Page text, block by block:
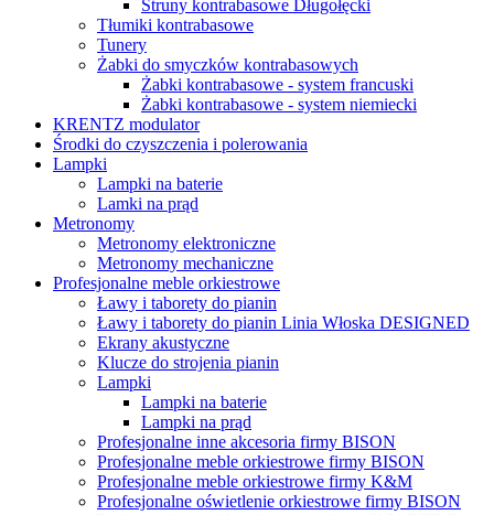
Struny kontrabasowe Długołęcki
Tłumiki kontrabasowe
Tunery
Żabki do smyczków kontrabasowych
Żabki kontrabasowe - system francuski
Żabki kontrabasowe - system niemiecki
KRENTZ modulator
Środki do czyszczenia i polerowania
Lampki
Lampki na baterie
Lamki na prąd
Metronomy
Metronomy elektroniczne
Metronomy mechaniczne
Profesjonalne meble orkiestrowe
Ławy i taborety do pianin
Ławy i taborety do pianin Linia Włoska DESIGNED
Ekrany akustyczne
Klucze do strojenia pianin
Lampki
Lampki na baterie
Lampki na prąd
Profesjonalne inne akcesoria firmy BISON
Profesjonalne meble orkiestrowe firmy BISON
Profesjonalne meble orkiestrowe firmy K&M
Profesjonalne oświetlenie orkiestrowe firmy BISON